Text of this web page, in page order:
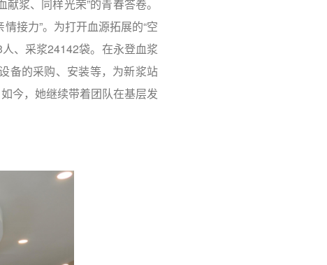
浆、同样光荣”的青春答卷。
接力”。为打开血源拓展的“空
、采浆24142袋。在永登血浆
备的采购、安装等，为新浆站
今，她继续带着团队在基层发